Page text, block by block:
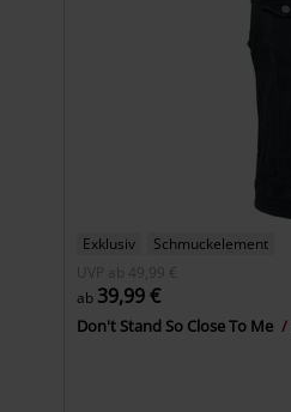
Exklusiv
Schmuckelement
UVP
ab
49,99 €
ab 39,99 €
Don't Stand So Close To Me